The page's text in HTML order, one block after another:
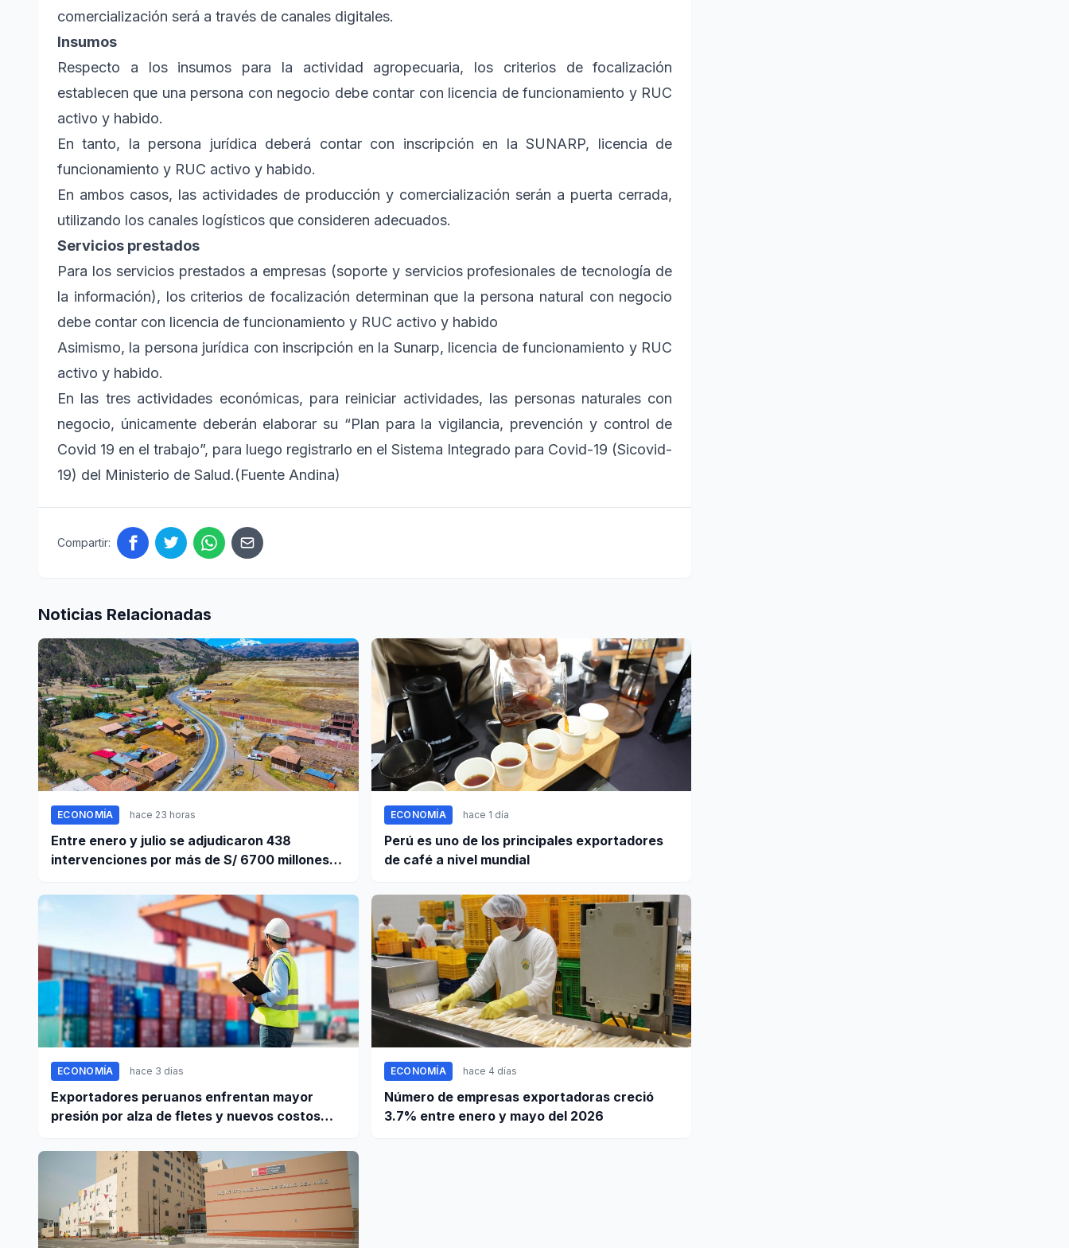
comercialización será a través de canales digitales.
Insumos
Respecto a los insumos para la actividad agropecuaria, los criterios de focalización
establecen que una persona con negocio debe contar con licencia de funcionamiento y RUC
activo y habido.
En tanto, la persona jurídica deberá contar con inscripción en la SUNARP, licencia de
funcionamiento y RUC activo y habido.
En ambos casos, las actividades de producción y comercialización serán a puerta cerrada,
utilizando los canales logísticos que consideren adecuados.
Servicios prestados
Para los servicios prestados a empresas (soporte y servicios profesionales de tecnología de
la información), los criterios de focalización determinan que la persona natural con negocio
debe contar con licencia de funcionamiento y RUC activo y habido
Asimismo, la persona jurídica con inscripción en la Sunarp, licencia de funcionamiento y RUC
activo y habido.
En las tres actividades económicas, para reiniciar actividades, las personas naturales con
negocio, únicamente deberán elaborar su “Plan para la vigilancia, prevención y control de
Covid 19 en el trabajo”, para luego registrarlo en el Sistema Integrado para Covid-19 (Sicovid-
19) del Ministerio de Salud.(Fuente Andina)
Compartir:
Noticias Relacionadas
ECONOMÍA hace 23 horas
Entre enero y julio se adjudicaron 438
intervenciones por más de S/ 6700 millones
ECONOMÍA hace 1 día
Perú es uno de los principales exportadores
de café a nivel mundial
ECONOMÍA hace 3 días
Exportadores peruanos enfrentan mayor
presión por alza de fletes y nuevos costos
ECONOMÍA hace 4 días
Número de empresas exportadoras creció
3.7% entre enero y mayo del 2026